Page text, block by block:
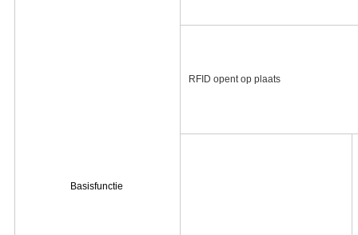
Basisfunctie
RFID opent op plaats